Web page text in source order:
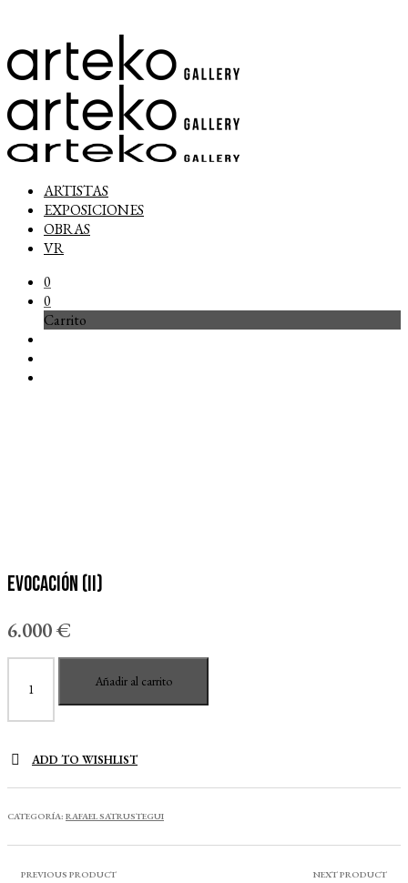
ARTISTAS
EXPOSICIONES
OBRAS
VR
0
0
Carrito
Evocación (II)
6.000€
Añadir al carrito
ADD TO WISHLIST
CATEGORÍA: RAFAEL SATRUSTEGUI
PREVIOUS PRODUCT NEXT PRODUCT